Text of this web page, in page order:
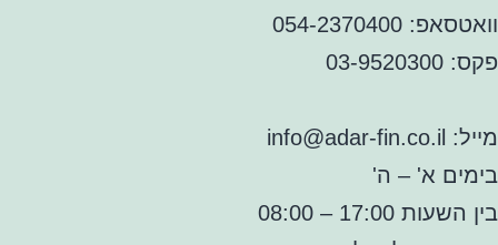
וואטסאפ: 054-2370400
פקס: 03-9520300
מייל: info@adar-fin.co.il
בימים א' – ה'
בין השעות 17:00 – 08:00